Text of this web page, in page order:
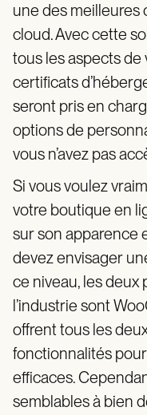
une des meilleures
cloud. Avec cette
tous les aspects
certificats
seront pris en
options de
vous n’avez pas
Si vous voulez
votre boutique en
sur son apparence
devez envisager
ce niveau, les
l’industrie sont
offrent tous les
fonctionnalités
efficaces.
semblables à bien